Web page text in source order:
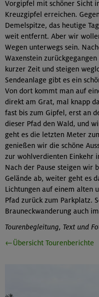
Vorgipfel mit schöner Sicht
Kreuzgipfel erreichen.
Demelspitze, das heutige
weit entfernt. Aber wir
Wegen unterwegs sein.
Waxenstein
kurzer Zeit und steigen
Sendeanlage gibt es ein
Von dort kommt man auf
direkt am Grat, mal knapp
fast bis zum Gipfel, erst an
dieser Pfad den Wald, und
geht es die letzten Meter
genießen wir die schöne
zur wohlverdienten Einkehr
Nach der Pause steigen wir
Gelände ab, weiter geht es
Lichtungen auf einem alten
Pfad zurück zum Parkplatz.
Brauneckwanderung auch
Tourenbegleitung, Text und
←Übersicht Tourenberichte